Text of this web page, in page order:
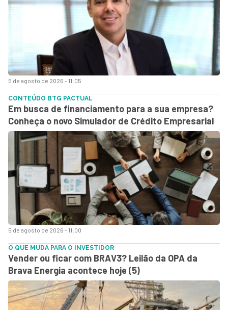
5 de agosto de 2026 - 11:05
5 de agosto de 2026 - 11:00
CONTEÚDO BTG PACTUAL
Em busca de financiamento para a sua empresa?
Conheça o novo Simulador de Crédito Empresarial
O QUE MUDA PARA O INVESTIDOR
Vender ou ficar com BRAV3? Leilão da OPA da
Brava Energia acontece hoje (5)